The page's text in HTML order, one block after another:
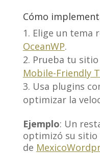
Cómo
Elige un tema
OceanWP.
Prueba tu
Mobile-Friendly
Usa plugins
optimizar la
Ejemplo: Un
optimizó su sitio
de